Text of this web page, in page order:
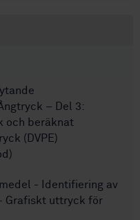
– Del 3:
och beräknat
(DVPE)
- Identifiering av
Grafiskt uttryck för